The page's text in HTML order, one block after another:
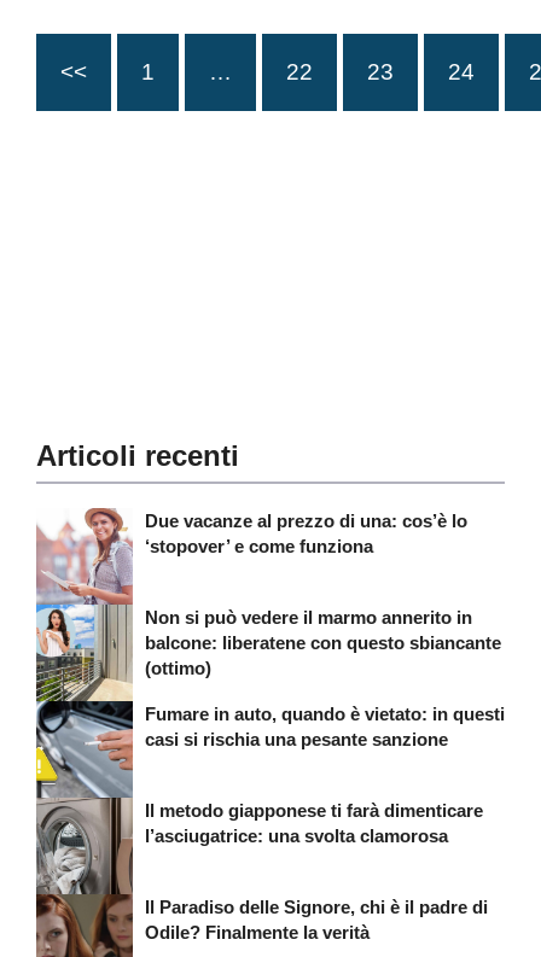
<< 1 … 22 23 24
Articoli recenti
Due vacanze al prezzo di una: cos’è lo
‘stopover’ e come funziona
Non si può vedere il marmo annerito in
balcone: liberatene con questo sbiancante
(ottimo)
Fumare in auto, quando è vietato: in questi
casi si rischia una pesante sanzione
Il metodo giapponese ti farà dimenticare
l’asciugatrice: una svolta clamorosa
Il Paradiso delle Signore, chi è il padre di
Odile? Finalmente la verità